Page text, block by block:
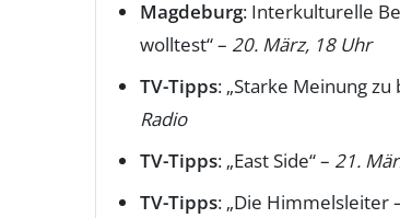
Magdeburg: Interkulturelle
wolltest“ – 20. März, 18 Uhr
TV-Tipps: „Starke Meinung
Radio
TV-Tipps: „East Side“ – 21.
TV-Tipps: „Die Himmelsleiter